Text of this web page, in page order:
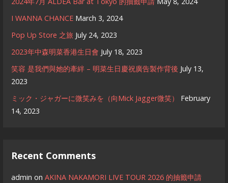
I WANNA CHANCE March 3, 2024
Pop Up Store 之旅 July 24, 2023
2023年中森明菜香港生日會 July 18, 2023
笑容 是我們與她的牽絆 – 明菜生日慶祝廣告製作背後 July 13,
2023
ミック・ジャガーに微笑みを（向Mick Jagger微笑）
February
14, 2023
Recent Comments
admin onAKINA NAKAMORI LIVE TOUR 2026 的抽籤申請